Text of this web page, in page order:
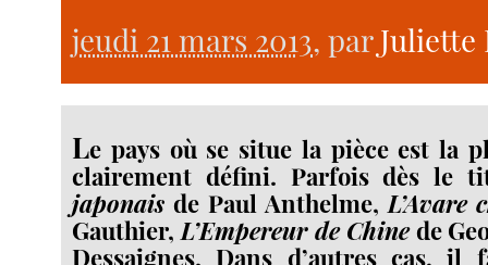
jeudi 21 mars 2013, parJuliette
Le pays où se situe la pièce est la
clairement défini. Parfois dès le
japonais de Paul Anthelme, L’Avare
Gauthier, L’Empereur de Chinede
Dessaignes. Dans d’autres cas,